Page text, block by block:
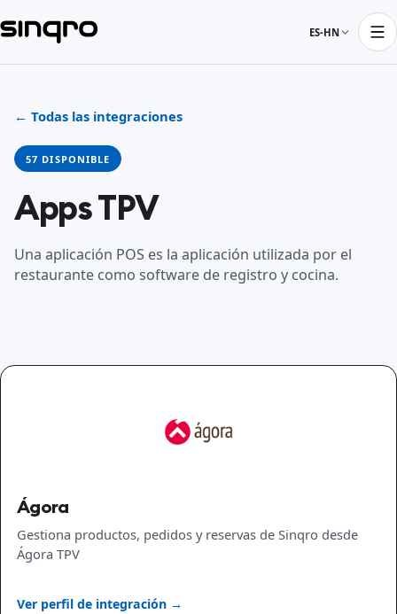
ES-HN
← Todas las integraciones
57 DISPONIBLE
Apps TPV
Una aplicación POS es la aplicación utilizada por el
restaurante como software de registro y cocina.
Ágora
Gestiona productos, pedidos y reservas de Sinqro desde
Ágora TPV
Ver perfil de integración →